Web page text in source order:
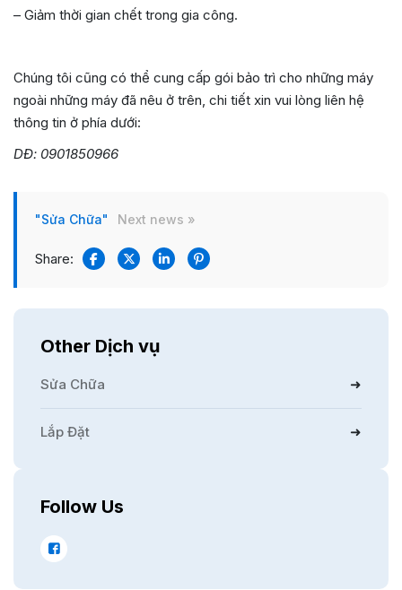
– Giảm thời gian chết trong gia công.
Chúng tôi cũng có thể cung cấp gói bảo trì cho những máy
ngoài những máy đã nêu ở trên, chi tiết xin vui lòng liên hệ
thông tin ở phía dưới:
DĐ: 0901850966
"Sửa Chữa" Next news »
Share:
Other Dịch vụ
Sửa Chữa
Lắp Đặt
Follow Us